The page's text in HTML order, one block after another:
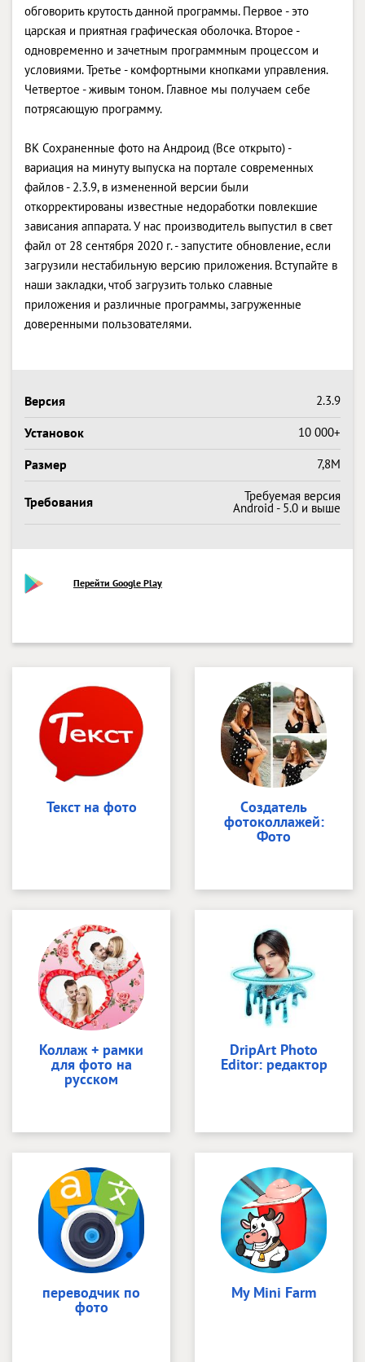
обговорить крутость данной программы. Первое - это
царская и приятная графическая оболочка. Второе -
одновременно и зачетным программным процессом и
условиями. Третье - комфортными кнопками управления.
Четвертое - живым тоном. Главное мы получаем себе
потрясающую программу.
ВК Сохраненные фото на Андроид (Все открыто) -
вариация на минуту выпуска на портале современных
файлов - 2.3.9, в измененной версии были
откорректированы известные недоработки повлекшие
зависания аппарата. У нас производитель выпустил в свет
файл от 28 сентября 2020 г. - запустите обновление, если
загрузили нестабильную версию приложения. Вступайте в
наши закладки, чтоб загрузить только славные
приложения и различные программы, загруженные
доверенными пользователями.
Версия 2.3.9
Установок 10 000+
Размер 7,8M
Требования Требуемая версия
Android - 5.0 и выше
Перейти Google Play
Текст на фото Cоздатель
фотоколлажей:
Фото
Коллаж + рамки
для фото на
русском
DripArt Photo
Editor: редактор
переводчик по
фото
My Mini Farm